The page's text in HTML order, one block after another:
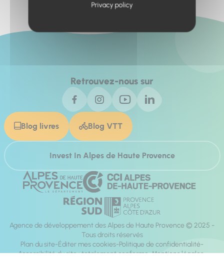
Retrouvez-nous sur
Blog livres Blog VTT
Invest In Alpes de Haute Provence
Agence de développement des Alpes de Haute Provence © 2025 -
Tous droits réservés
Plan du site Éditer mes cookies Politique de confidentialité
Accessibilité du site : totalement conforme Mentions légales
Privacy policy